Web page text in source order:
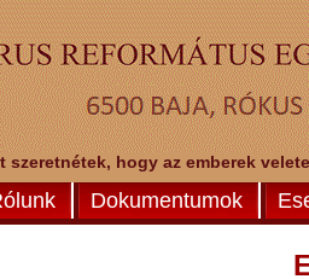
szeretnétek, hogy az emberek
Dokumentumok